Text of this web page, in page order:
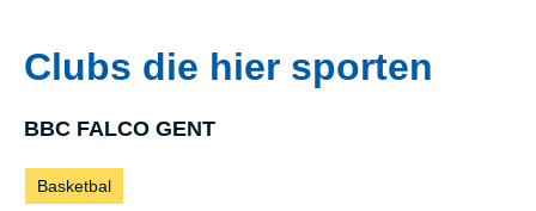
Clubs die hier sporten
BBC FAL­CO GENT
Sporten:
Basketbal